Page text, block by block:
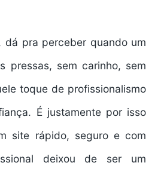
dá pra perceber quando um
pressas, sem carinho, sem
toque de profissionalismo
É justamente por isso
site rápido, seguro e com
deixou de ser um